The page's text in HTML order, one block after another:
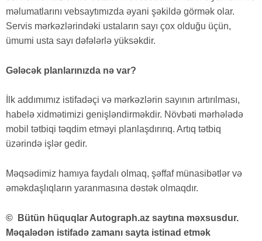
məlumatlarını vebsaytımızda əyani şəkildə görmək olar.
Servis mərkəzlərindəki ustaların sayı çox olduğu üçün,
ümumi usta sayı dəfələrlə yüksəkdir.
Gələcək planlarınızda nə var?
İlk addımımız istifadəçi və mərkəzlərin sayının artırılması,
habelə xidmətimizi genişləndirməkdir. Növbəti mərhələdə
mobil tətbiqi təqdim etməyi planlaşdırırıq. Artıq tətbiq
üzərində işlər gedir.
Məqsədimiz hamıya faydalı olmaq, şəffaf münasibətlər və
əməkdaşlıqların yaranmasına dəstək olmaqdır.
© Bütün hüquqlar Autograph.az saytına məxsusdur.
Məqalədən istifadə zamanı sayta istinad etmək